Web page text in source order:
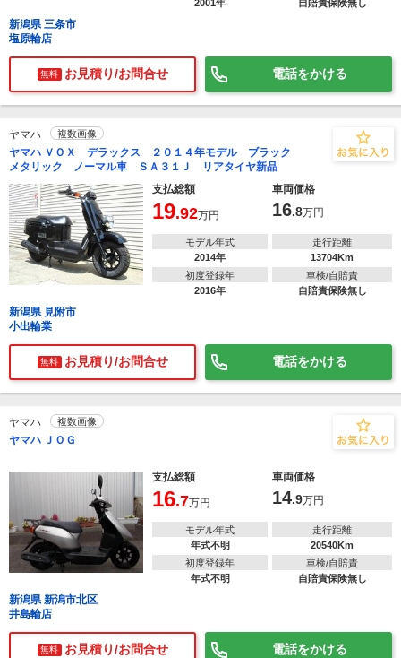
2001年 自賠責保険無し
新潟県 三条市
塩原輪店
無料 お見積り/お問合せ 電話をかける
ヤマハ 複数画像
ヤマハ ＶＯＸ デラックス ２０１４年モデル ブラック
メタリック ノーマル車 ＳＡ３１Ｊ リアタイヤ新品
支払総額
車両価格
19.92万円 16.8万円
モデル年式
2014年
走行距離
13704Km
初度登録年
2016年
車検/自賠責
自賠責保険無し
新潟県 見附市
小出輪業
無料 お見積り/お問合せ 電話をかける
ヤマハ 複数画像
ヤマハ ＪＯＧ
支払総額 車両価格
16.7万円 14.9万円
モデル年式
年式不明
走行距離
20540Km
初度登録年
年式不明
車検/自賠責
自賠責保険無し
新潟県 新潟市北区
井島輪店
無料 お見積り/お問合せ 電話をかける